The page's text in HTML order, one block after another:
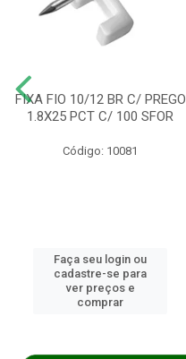
FIXA FIO 10/12 BR C/ PREGO
1.8X25 PCT C/ 100 SFOR
Código: 10081
Faça seu login ou
cadastre-se para
ver preços e
comprar